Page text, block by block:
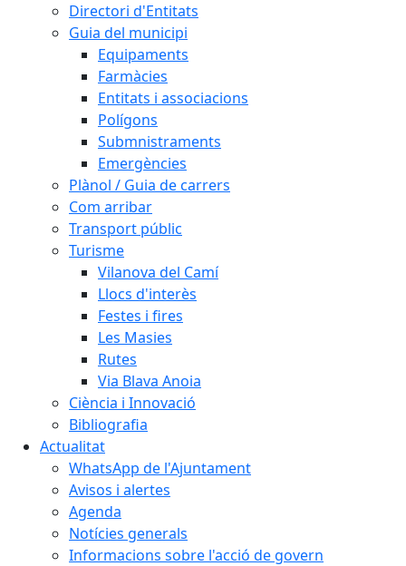
Directori d'Entitats
Guia del municipi
Equipaments
Farmàcies
Entitats i associacions
Polígons
Submnistraments
Emergències
Plànol / Guia de carrers
Com arribar
Transport públic
Turisme
Vilanova del Camí
Llocs d'interès
Festes i fires
Les Masies
Rutes
Via Blava Anoia
Ciència i Innovació
Bibliografia
Actualitat
WhatsApp de l'Ajuntament
Avisos i alertes
Agenda
Notícies generals
Informacions sobre l'acció de govern